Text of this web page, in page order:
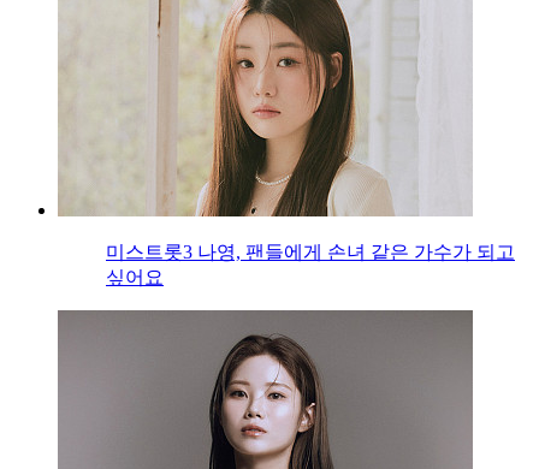
미스트롯3 나영, 팬들에게 손녀 같은 가수가 되고
싶어요